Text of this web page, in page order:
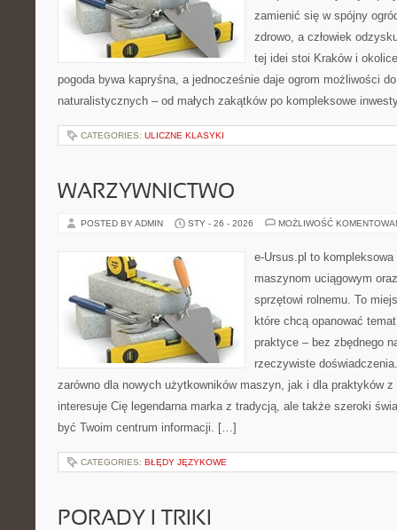
zamienić się w spójny
zdrowo, a człowiek
tej idei stoi Kraków i
pogoda bywa kapryśna, a jednocześnie daje ogrom możliwości
naturalistycznych – od małych zakątków po kompleksowe
CATEGORIES: ULICZNE KLASYKI
WARZYWNICTWO
POSTED BY ADMIN STY - 26 - 2026 MOŻLIWOŚĆ
e-Ursus.pl to
maszynom uciągowym
sprzętowi rolnemu. To
które chcą opanować
praktyce – bez zbędnego
rzeczywiste
zarówno dla nowych użytkowników maszyn, jak i dla praktyków
interesuje Cię legendarna marka z tradycją, ale także szeroki
być Twoim centrum informacji. […]
CATEGORIES: BŁĘDY JĘZYKOWE
PORADY I TRIKI